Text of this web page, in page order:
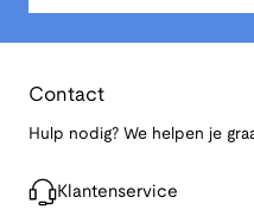
Contact
Hulp nodig? We helpen je
Klantenservice